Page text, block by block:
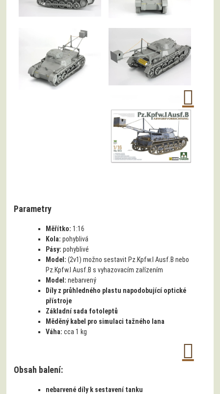
Parametry
Měřítko:1:16
Kola:pohyblivá
Pásy:pohyblivé
Model:(2v1) možno sestavit Pz.Kpfw.I Ausf.B nebo
Pz.Kpfw.I Ausf.B s vyhazovacím zařízením
Model:nebarvený
Díly z průhledného plastu napodobující optické
přístroje
Základní sada fotoleptů
Měděný kabel pro simulaci tažného lana
Váha:cca 1 kg
Obsah balení:
nebarvené díly k sestavení tanku